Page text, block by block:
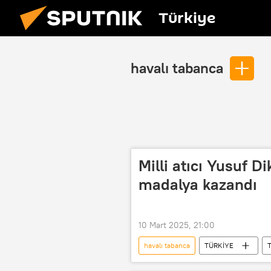
Türkiye
havalı tabanca
Milli atıcı Yusuf
madalya kazandı
10 Mart 2025, 21:00
havalı tabanca TÜRKİYE
altın madalya
atıcılık